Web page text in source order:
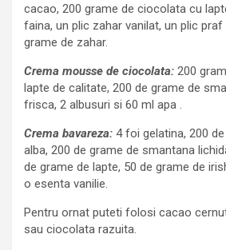
cacao, 200 grame de ciocolata cu
faina, un plic zahar vanilat, un plic
grame de zahar.
Crema mousse de ciocolata: 200
lapte de calitate, 200 de grame de
frisca, 2 albusuri si 60 ml apa .
Crema bavareza: 4 foi gelatina, 200
alba, 200 de grame de smantana
de grame de lapte, 50 de grame de
o esenta vanilie.
Pentru ornat puteti folosi cacao
sau ciocolata razuita.